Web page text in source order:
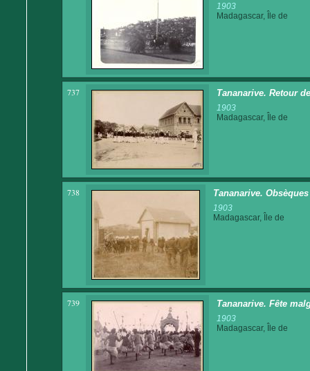
1903
Madagascar, Île de
737 Tananarive. Retour
1903
Madagascar, Île de
738 Tananarive.
1903
Madagascar, Île de
739 Tananarive. Fête
1903
Madagascar, Île de